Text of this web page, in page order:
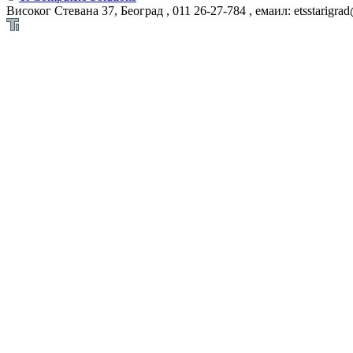
Високог Стевана 37, Београд , 011 26-27-784 , емаил: